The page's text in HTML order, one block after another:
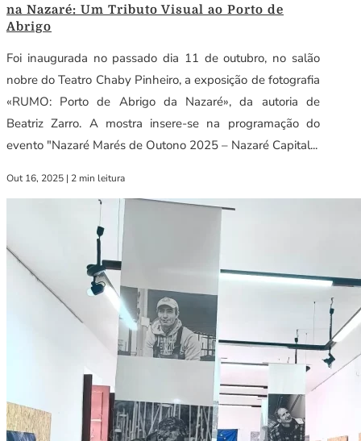
na Nazaré: Um Tributo Visual ao Porto de
Abrigo
Foi inaugurada no passado dia 11 de outubro, no salão
nobre do Teatro Chaby Pinheiro, a exposição de fotografia
«RUMO: Porto de Abrigo da Nazaré», da autoria de
Beatriz Zarro. A mostra insere-se na programação do
evento "Nazaré Marés de Outono 2025 – Nazaré Capital...
Out 16, 2025 | 2 min leitura